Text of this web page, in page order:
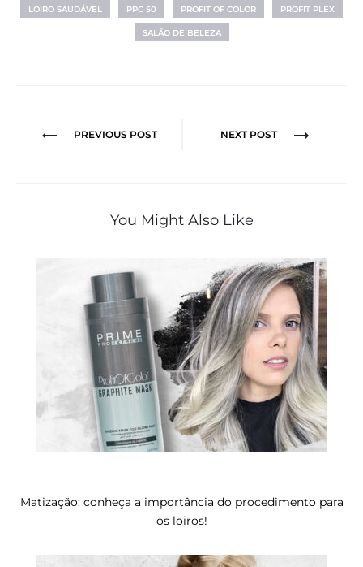
LOIRO SAUDÁVEL PPC 50 PROFIT OF COLOR PROFIT PLEX
SALÃO DE BELEZA
Navegação
PREVIOUS POST NEXT POST
You Might Also Like
Matização: conheça a importância do procedimento para
os loiros!